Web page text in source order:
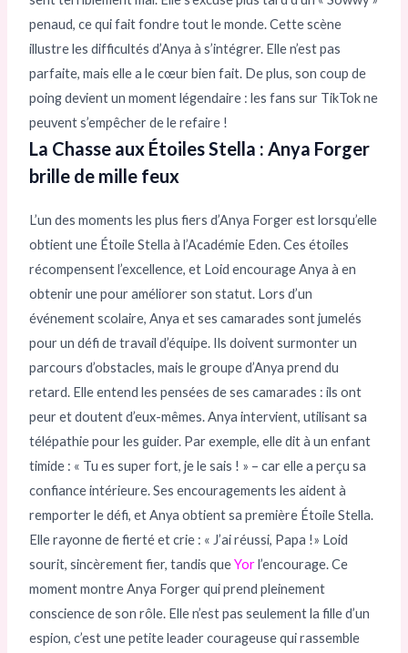
penaud, ce qui fait fondre tout le monde. Cette scène
illustre les difficultés d’Anya à s’intégrer. Elle n’est pas
parfaite, mais elle a le cœur bien fait. De plus, son coup de
poing devient un moment légendaire : les fans sur TikTok ne
peuvent s’empêcher de le refaire !
La Chasse aux Étoiles Stella : Anya Forger
brille de mille feux
L’un des moments les plus fiers d’Anya Forger est lorsqu’elle
obtient une Étoile Stella à l’Académie Eden. Ces étoiles
récompensent l’excellence, et Loid encourage Anya à en
obtenir une pour améliorer son statut. Lors d’un
événement scolaire, Anya et ses camarades sont jumelés
pour un défi de travail d’équipe. Ils doivent surmonter un
parcours d’obstacles, mais le groupe d’Anya prend du
retard. Elle entend les pensées de ses camarades : ils ont
peur et doutent d’eux-mêmes. Anya intervient, utilisant sa
télépathie pour les guider. Par exemple, elle dit à un enfant
timide : « Tu es super fort, je le sais ! » – car elle a perçu sa
confiance intérieure. Ses encouragements les aident à
remporter le défi, et Anya obtient sa première Étoile Stella.
Elle rayonne de fierté et crie : « J’ai réussi, Papa !» Loid
sourit, sincèrement fier, tandis queYorl’encourage. Ce
moment montre Anya Forger qui prend pleinement
conscience de son rôle. Elle n’est pas seulement la fille d’un
espion, c’est une petite leader courageuse qui rassemble